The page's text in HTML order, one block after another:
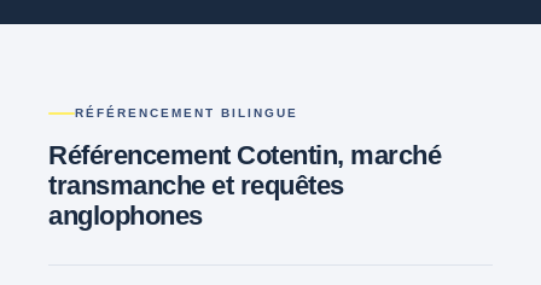
RÉFÉRENCEMENT BILINGUE
Référencement Cotentin, marché
transmanche et requêtes
anglophones